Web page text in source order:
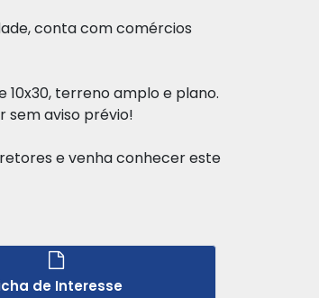
conta com comércios
10x30, terreno amplo e plano.
sem aviso prévio!
e venha conhecer este
de Interesse